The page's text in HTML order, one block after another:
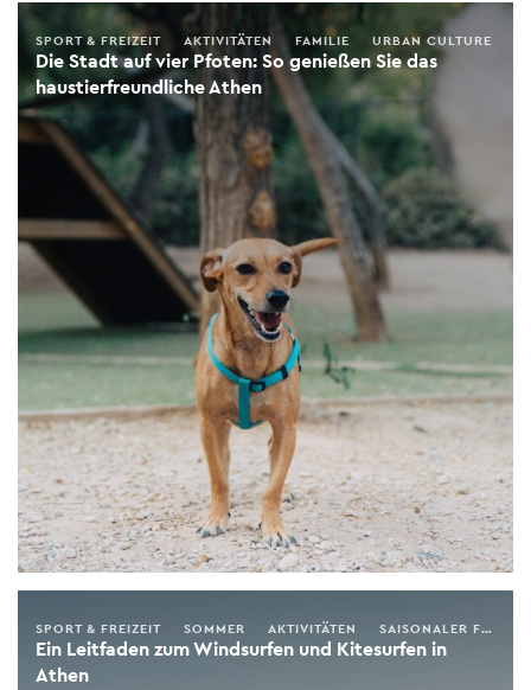
Die Stadt auf vier Pfoten: So genießen Sie das
haustierfreundliche Athen
SPORT & FREIZEIT AKTIVITÄTEN FAMILIE URBAN CULTURE
Ein Leitfaden zum Windsurfen und Kitesurfen in
Athen
SPORT & FREIZEIT SOMMER AKTIVITÄTEN SAISONALER FÜHRER